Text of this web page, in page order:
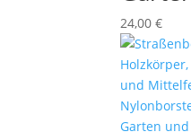
24,00€